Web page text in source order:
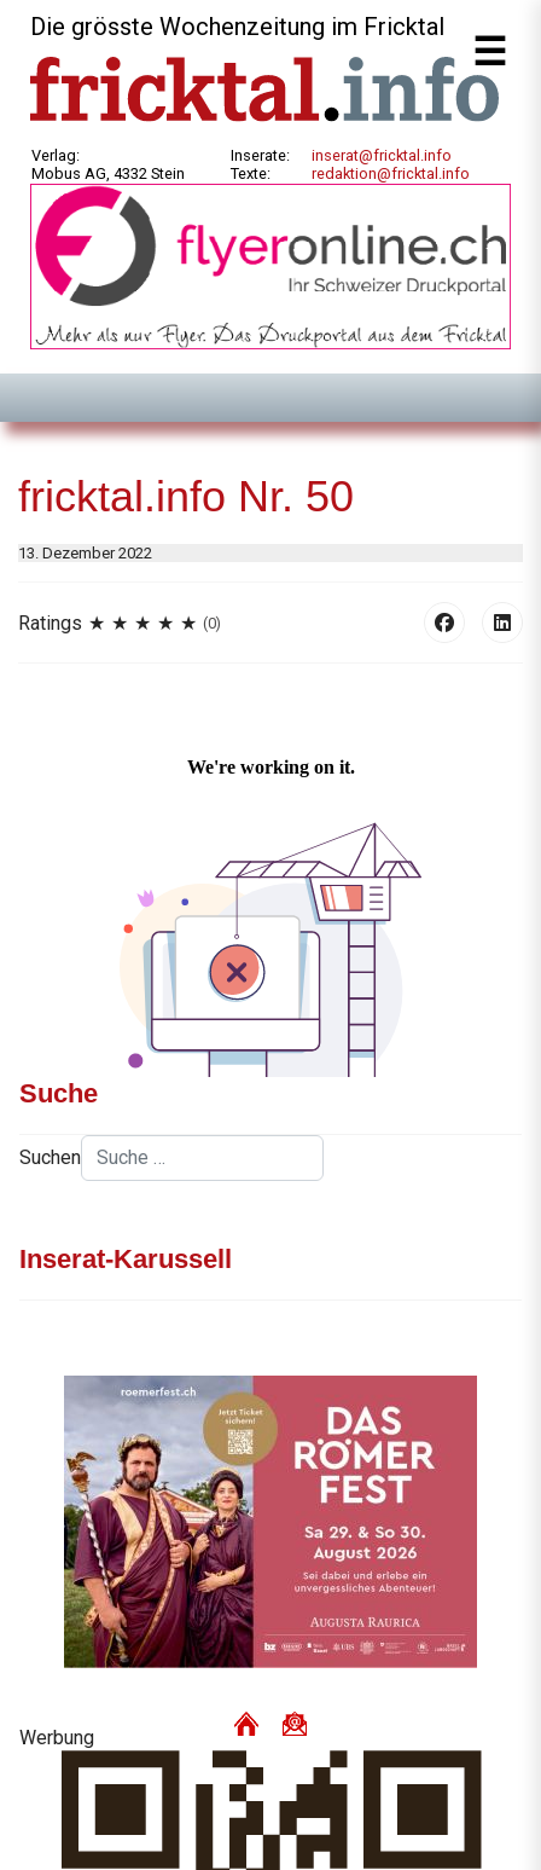
Die grösste Wochenzeitung im Fricktal
Verlag:
Mobus AG, 4332 Stein
Inserate:
Texte:
inserat@fricktal.info
redaktion@fricktal.info
fricktal.info Nr. 50
13. Dezember 2022
Ratings (0)
Suche
Suchen
Inserat-Karussell
Werbung